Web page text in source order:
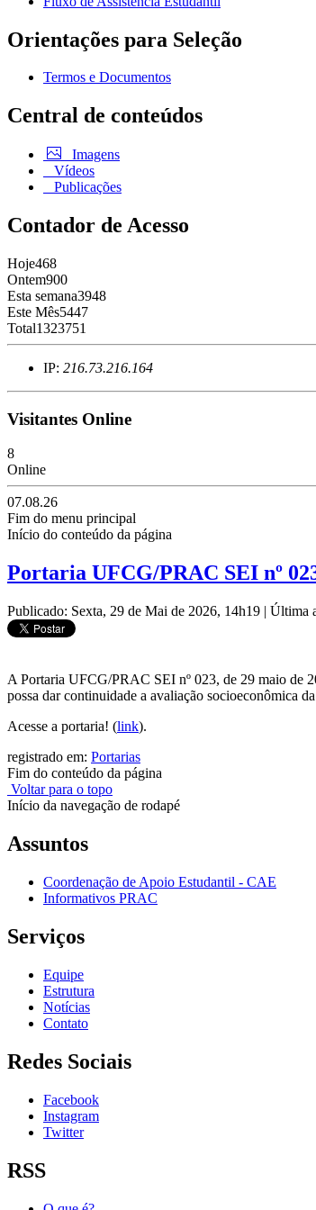
Orientações para Seleção
Termos e Documentos
Central de conteúdos
Imagens
Vídeos
Publicações
Contador de Acesso
Hoje468
Ontem900
Esta semana3948
Este Mês5447
Total1323751
IP: 216.73.216.164
Visitantes Online
8
Online
07.08.26
Fim do menu principal
Início do conteúdo da página
Portaria UFCG/PRAC SEI nº
Publicado: Sexta, 29 de Mai de 2026, 14h19 | Última
A Portaria UFCG/PRAC SEI nº 023, de 29 maio de
possa dar continuidade a avaliação socioeconômica
Acesse a portaria! (link).
registrado em: Portarias
Fim do conteúdo da página
Voltar para o topo
Início da navegação de rodapé
Assuntos
Coordenação de Apoio Estudantil - CAE
Informativos PRAC
Serviços
Equipe
Estrutura
Notícias
Contato
Redes Sociais
Facebook
Instagram
Twitter
RSS